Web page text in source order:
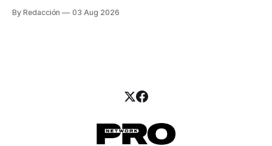
artesanal, ingredientes de calidad y experiencias que
By Redacción 03 Aug 2026